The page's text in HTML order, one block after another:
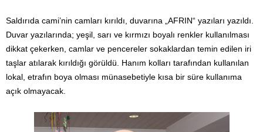
Saldırıda cami’nin camları kırıldı, duvarına „AFRIN“ yazıları yazıldı.
Duvar yazılarında; yeşil, sarı ve kırmızı boyalı renkler kullanılması
dikkat çekerken, camlar ve pencereler sokaklardan temin edilen iri
taşlar atılarak kırıldığı görüldü. Hanım kolları tarafından kullanılan
lokal, etrafın boya olması münasebetiyle kısa bir süre kullanıma
açık olmayacak.